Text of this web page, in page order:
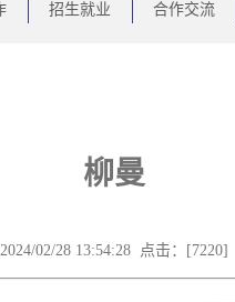
招生就业 合作交流
柳曼
2024/02/28 13:54:28 点击：[7220]